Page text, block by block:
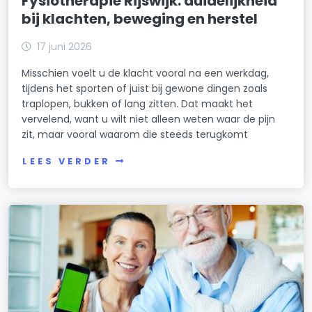
bij klachten, beweging en herstel
17 juni 2026
Misschien voelt u de klacht vooral na een werkdag,
tijdens het sporten of juist bij gewone dingen zoals
traplopen, bukken of lang zitten. Dat maakt het
vervelend, want u wilt niet alleen weten waar de pijn
zit, maar vooral waarom die steeds terugkomt
LEES VERDER